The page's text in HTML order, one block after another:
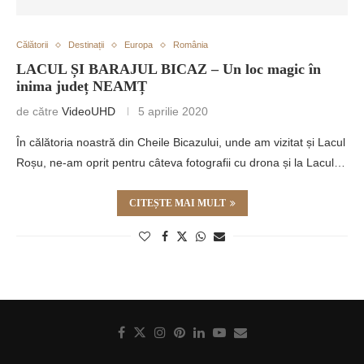
Călătorii Destinații Europa România
LACUL ȘI BARAJUL BICAZ – Un loc magic în
inima județ NEAMȚ
de către VideoUHD 5 aprilie 2020
În călătoria noastră din Cheile Bicazului, unde am vizitat și Lacul
Roșu, ne-am oprit pentru câteva fotografii cu drona și la Lacul…
CITEȘTE MAI MULT